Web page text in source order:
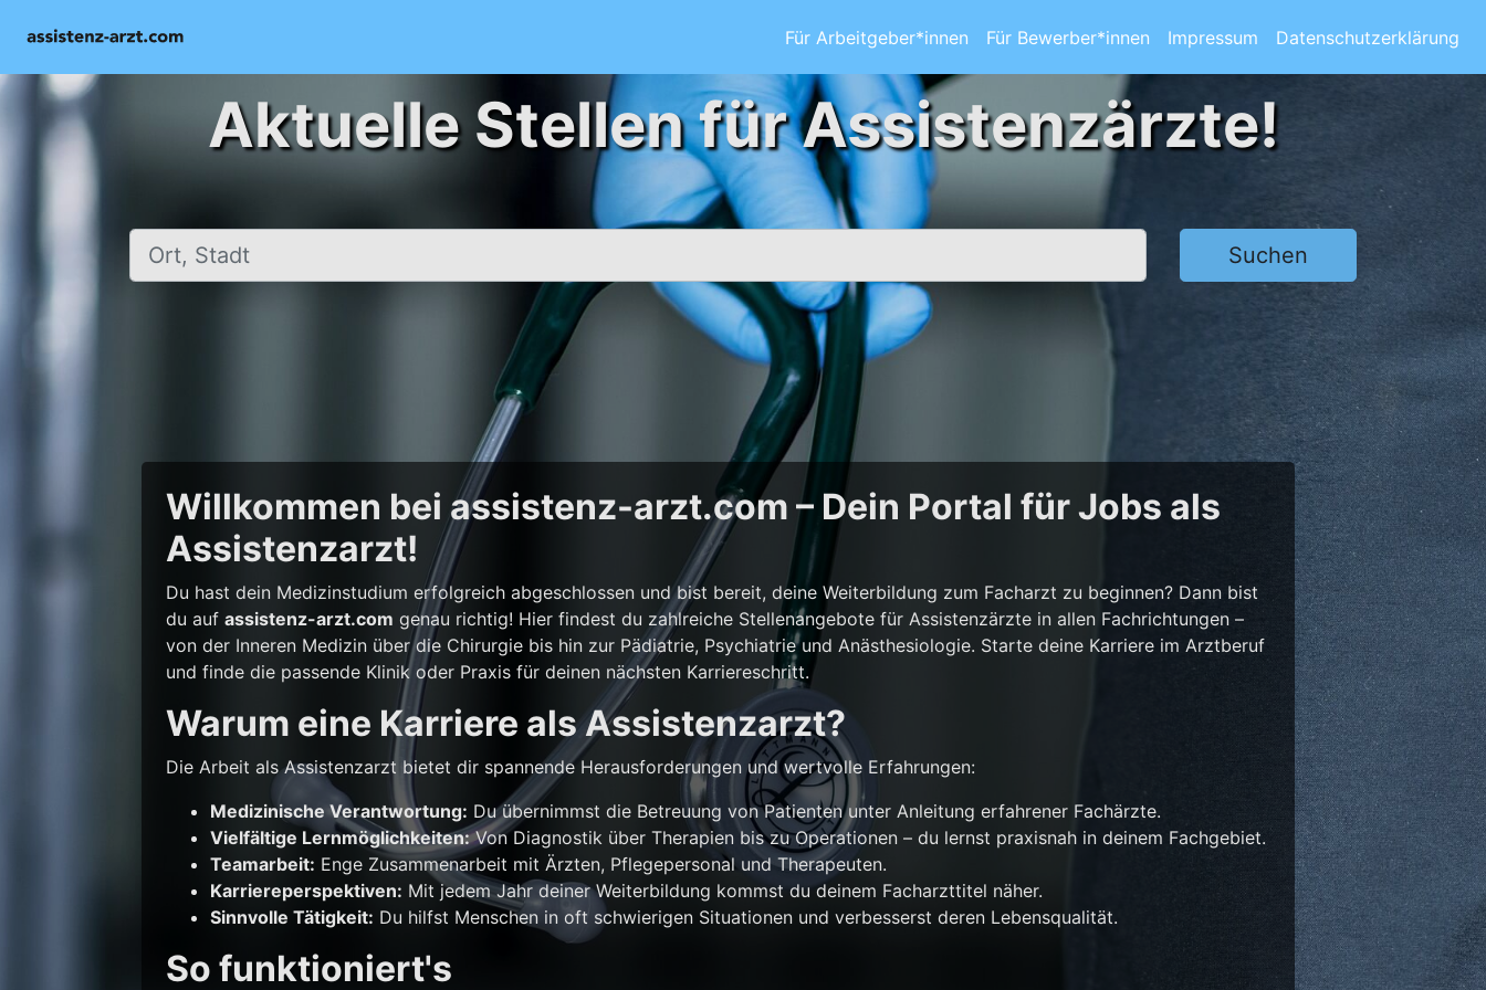
Für Arbeitgeber*innen Für Bewerber*innen Impressum Datenschutzerklärung
Aktuelle Stellen für Assistenzärzte!
Ort, Stadt Suchen
Willkommen bei assistenz-arzt.com – Dein Portal für Jobs als
Assistenzarzt!
Du hast dein Medizinstudium erfolgreich abgeschlossen und bist bereit, deine Weiterbildung zum Facharzt zu beginnen? Dann bist
du aufassistenz-arzt.com genau richtig! Hier findest du zahlreiche Stellenangebote für Assistenzärzte in allen Fachrichtungen –
von der Inneren Medizin über die Chirurgie bis hin zur Pädiatrie, Psychiatrie und Anästhesiologie. Starte deine Karriere im Arztberuf
und finde die passende Klinik oder Praxis für deinen nächsten Karriereschritt.
Warum eine Karriere als Assistenzarzt?
Die Arbeit als Assistenzarzt bietet dir spannende Herausforderungen und wertvolle Erfahrungen:
Medizinische Verantwortung: Du übernimmst die Betreuung von Patienten unter Anleitung erfahrener Fachärzte.
Vielfältige Lernmöglichkeiten:Von Diagnostik über Therapien bis zu Operationen – du lernst praxisnah in deinem Fachgebiet.
Teamarbeit: Enge Zusammenarbeit mit Ärzten, Pflegepersonal und Therapeuten.
Karriereperspektiven: Mit jedem Jahr deiner Weiterbildung kommst du deinem Facharzttitel näher.
Sinnvolle Tätigkeit: Du hilfst Menschen in oft schwierigen Situationen und verbesserst deren Lebensqualität.
So funktioniert's